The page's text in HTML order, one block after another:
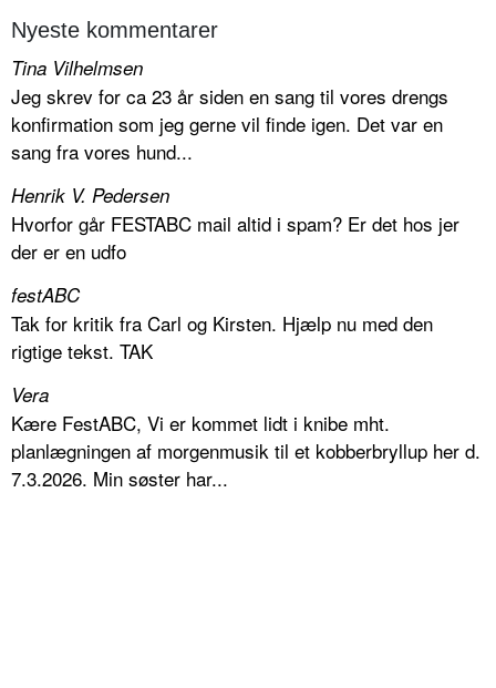
Nyeste kommentarer
Tina Vilhelmsen
Jeg skrev for ca 23 år siden en sang til vores drengs
konfirmation som jeg gerne vil finde igen. Det var en
sang fra vores hund...
Henrik V. Pedersen
Hvorfor går FESTABC mail altid i spam? Er det hos jer
der er en udfo
festABC
Tak for kritik fra Carl og Kirsten. Hjælp nu med den
rigtige tekst. TAK
Vera
Kære FestABC, Vi er kommet lidt i knibe mht.
planlægningen af morgenmusik til et kobberbryllup her d.
7.3.2026. Min søster har...